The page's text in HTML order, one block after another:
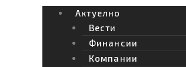
Актуелно
Вести
Финансии
Компании